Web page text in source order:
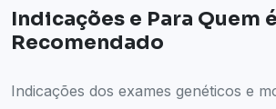
Indicações e Para Quem é
Recomendado
Indicações dos exames genéticos e